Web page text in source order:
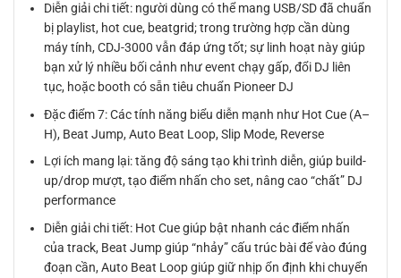
Diễn giải chi tiết: người dùng có thể mang USB/SD đã chuẩn
bị playlist, hot cue, beatgrid; trong trường hợp cần dùng
máy tính, CDJ-3000 vẫn đáp ứng tốt; sự linh hoạt này giúp
bạn xử lý nhiều bối cảnh như event chạy gấp, đổi DJ liên
tục, hoặc booth có sẵn tiêu chuẩn Pioneer DJ
Đặc điểm 7: Các tính năng biểu diễn mạnh như Hot Cue (A–
H), Beat Jump, Auto Beat Loop, Slip Mode, Reverse
Lợi ích mang lại: tăng độ sáng tạo khi trình diễn, giúp build-
up/drop mượt, tạo điểm nhấn cho set, nâng cao “chất” DJ
performance
Diễn giải chi tiết: Hot Cue giúp bật nhanh các điểm nhấn
của track, Beat Jump giúp “nhảy” cấu trúc bài để vào đúng
đoạn cần, Auto Beat Loop giúp giữ nhịp ổn định khi chuyển